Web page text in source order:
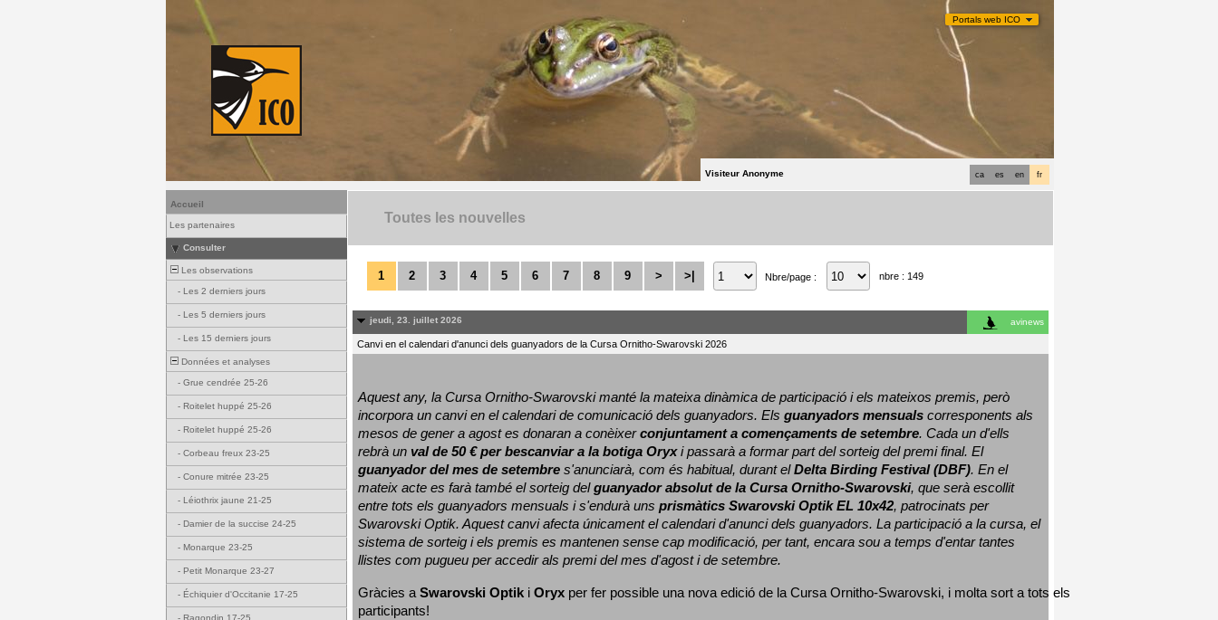
Portals web ICO
fr
en
es
ca
Visiteur Anonyme
Accueil
Les partenaires
Consulter
Les observations
- Les 2 derniers jours
- Les 5 derniers jours
- Les 15 derniers jours
Données et analyses
- Grue cendrée 25-26
- Roitelet huppé 25-26
- Roitelet huppé 25-26
- Corbeau freux 23-25
- Conure mitrée 23-25
- Léiothrix jaune 21-25
- Damier de la succise 24-25
- Monarque 23-25
- Petit Monarque 23-27
- Échiquier d'Occitanie 17-25
- Ragondin 17-25
Toutes les nouvelles
1 2 3 4 5 6 7 8 9 > >| Nbre/page : nbre : 149
jeudi, 23. juillet 2026 avinews
Canvi en el calendari d'anunci dels guanyadors de la Cursa Ornitho-Swarovski 2026
Aquest any, la Cursa Ornitho-Swarovski manté la mateixa dinàmica de participació i els mateixos premis, però
incorpora un canvi en el calendari de comunicació dels guanyadors. Els guanyadors mensuals corresponents als
mesos de gener a agost es donaran a conèixer conjuntament a començaments de setembre. Cada un d'ells
rebrà un val de 50 € per bescanviar a la botiga Oryx i passarà a formar part del sorteig del premi final.
El
guanyador del mes de setembre s'anunciarà, com és habitual, durant el Delta Birding Festival (DBF). En el
mateix acte es farà també el sorteig del guanyador absolut de la Cursa Ornitho-Swarovski, que serà escollit
entre tots els guanyadors mensuals i s'endurà uns prismàtics Swarovski Optik EL 10x42, patrocinats per
Swarovski Optik. Aquest canvi afecta únicament el calendari d'anunci dels guanyadors. La participació a la cursa, el
sistema de sorteig i els premis es mantenen sense cap modificació, per tant, encara sou a temps d'entar tantes
llistes com pugueu per accedir als premi del mes d'agost i de setembre.
Gràcies a Swarovski Optik i Oryx per fer possible una nova edició de la Cursa Ornitho-Swarovski, i molta sort a tots els
participants!